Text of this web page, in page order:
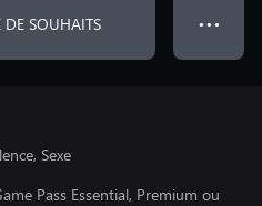
DE SOUHAITS ● ● ●
Sexe
Pass Essential, Premium ou